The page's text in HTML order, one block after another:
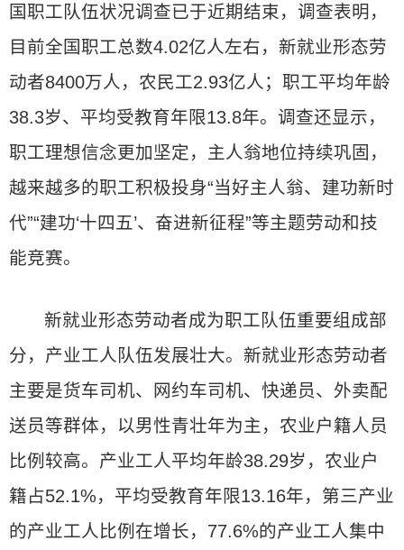
国职工队伍状况调查已于近期结束，调查表明，
目前全国职工总数4.02亿人左右，新就业形态劳
动者8400万人，农民工2.93亿人；职工平均年龄
38.3岁、平均受教育年限13.8年。调查还显示，
职工理想信念更加坚定，主人翁地位持续巩固，
越来越多的职工积极投身“当好主人翁、建功新时
代”“建功‘十四五’、奋进新征程”等主题劳动和技
能竞赛。
新就业形态劳动者成为职工队伍重要组成部
分，产业工人队伍发展壮大。新就业形态劳动者
主要是货车司机、网约车司机、快递员、外卖配
送员等群体，以男性青壮年为主，农业户籍人员
比例较高。产业工人平均年龄38.29岁，农业户
籍占52.1%，平均受教育年限13.16年，第三产业
的产业工人比例在增长，77.6%的产业工人集中